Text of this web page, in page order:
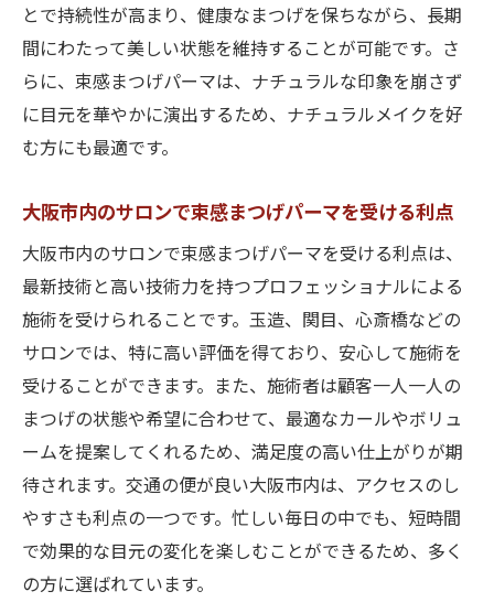
忙しい女性に選ばれる理由
時短できる目元ケアの重要性
束感まつげパーマが日常生活に与える影響
お手入れが簡単な理由とその方法
働く女性の強い味方、束感まつげパーマ
初めての方でも安心、束感まつげパーマの全貌
初めての体験者が抱える不安とその解消法
施術前に知っておくべき基礎知識
サロンでのカウンセリングプロセス
施術後のケア方法と注意点
初めての方に特化した施術プラン
初心者でも安心して受けられる理由
大阪市で理想の目元を手に入れる束感まつげパ
ーマ
大阪市内のサロンで提供される魅力的なプ
とで持続性が高まり、健康なまつげを保ちながら、長期
間にわたって美しい状態を維持することが可能です。さ
らに、束感まつげパーマは、ナチュラルな印象を崩さず
に目元を華やかに演出するため、ナチュラルメイクを好
む方にも最適です。
大阪市内のサロンで束感まつげパーマを受ける利点
大阪市内のサロンで束感まつげパーマを受ける利点は、
最新技術と高い技術力を持つプロフェッショナルによる
施術を受けられることです。玉造、関目、心斎橋などの
サロンでは、特に高い評価を得ており、安心して施術を
受けることができます。また、施術者は顧客一人一人の
まつげの状態や希望に合わせて、最適なカールやボリュ
ームを提案してくれるため、満足度の高い仕上がりが期
待されます。交通の便が良い大阪市内は、アクセスのし
やすさも利点の一つです。忙しい毎日の中でも、短時間
で効果的な目元の変化を楽しむことができるため、多く
の方に選ばれています。